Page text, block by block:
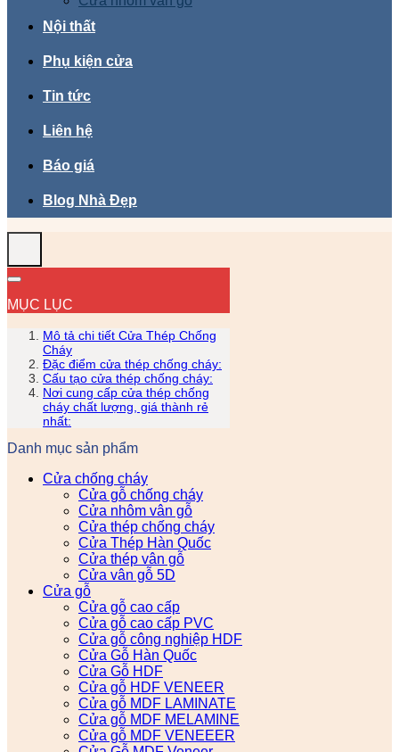
Nội thất
Phụ kiện cửa
Tin tức
Liên hệ
Báo giá
Blog Nhà Đẹp
MỤC LỤC
Mô tả chi tiết Cửa Thép Chống
Cháy
Đặc điểm cửa thép chống cháy:
Cấu tạo cửa thép chống cháy:
Nơi cung cấp cửa thép chống
cháy chất lượng, giá thành rẻ
nhất:
Danh mục sản phẩm
Cửa chống cháy
Cửa gỗ chống cháy
Cửa nhôm vân gỗ
Cửa thép chống cháy
Cửa Thép Hàn Quốc
Cửa thép vân gỗ
Cửa vân gỗ 5D
Cửa gỗ
Cửa gỗ cao cấp
Cửa gỗ cao cấp PVC
Cửa gỗ công nghiệp HDF
Cửa Gỗ Hàn Quốc
Cửa Gỗ HDF
Cửa gỗ HDF VENEER
Cửa gỗ MDF LAMINATE
Cửa gỗ MDF MELAMINE
Cửa gỗ MDF VENEEER